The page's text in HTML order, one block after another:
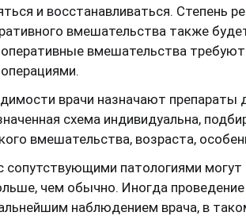
и восстанавливаться. Степень
вмешательства также
вмешательства
врачи назначают препараты
схема индивидуальна,
вмешательства, возраста,
сопутствующими патологиями могут
чем обычно. Иногда
наблюдением врача, в